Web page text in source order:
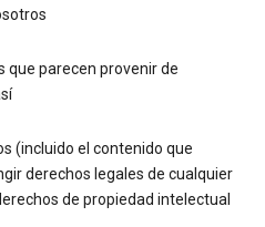
que parecen provenir de
(incluido el contenido que
derechos legales de cualquier
de propiedad intelectual